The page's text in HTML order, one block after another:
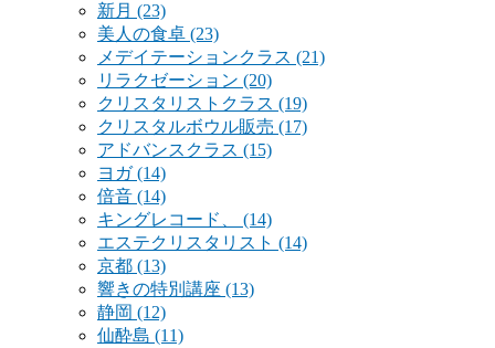
新月 (23)
美人の食卓 (23)
メデイテーションクラス (21)
リラクゼーション (20)
クリスタリストクラス (19)
クリスタルボウル販売 (17)
アドバンスクラス (15)
ヨガ(14)
倍音 (14)
キングレコード、 (14)
エステクリスタリスト (14)
京都 (13)
響きの特別講座 (13)
静岡 (12)
仙酔島 (11)